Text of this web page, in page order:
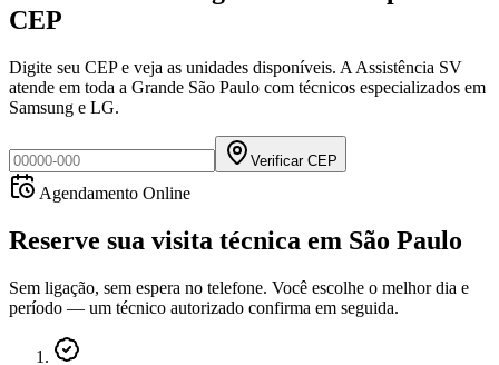
CEP
Digite seu CEP e veja as unidades disponíveis. A Assistência SV
atende em toda a Grande São Paulo com técnicos especializados em
Samsung e LG.
Verificar CEP
Agendamento Online
Reserve sua visita técnica em São Paulo
Sem ligação, sem espera no telefone. Você escolhe o melhor dia e
período — um técnico autorizado confirma em seguida.